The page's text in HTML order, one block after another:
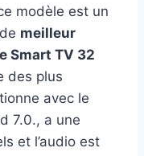
modèle est un
meilleur
Smart TV 32
des plus
avec le
7.0., a une
et l’audio est